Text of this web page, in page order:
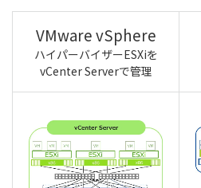
VMware vSphere
ハイパーバイザーESXiを
vCenter Serverで管理